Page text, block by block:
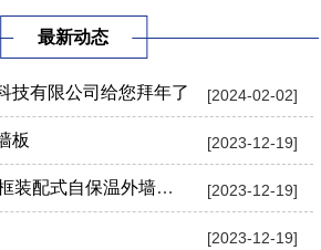
最新动态
[2024-02-02]
技有限公司给您拜年了
[2023-12-19]
板
[2023-12-19]
自保温外墙板产品优势
[2023-12-19]